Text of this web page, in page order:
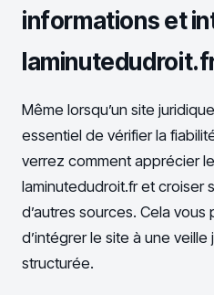
informations et
Même lorsqu’un site
essentiel de vérifier la
verrez comment apprécier
laminutedudroit.fr et croiser
d’autres sources. Cela
d’intégrer le site à une veille
structurée.